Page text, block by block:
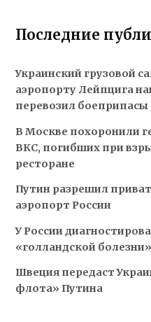
Последние
Украинский грузовой
аэропорту Лейпцига
перевозил боеприпасы
В Москве похоронили
ВКС, погибших при
ресторане
Путин разрешил
аэропорт России
У России
«голландской болезни»
Швеция передаст
флота» Путина